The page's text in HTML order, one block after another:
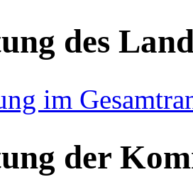
des
im
der